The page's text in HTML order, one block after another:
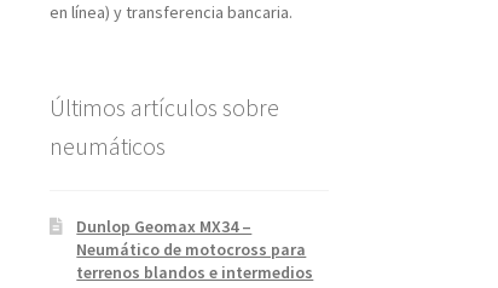
en línea) y transferencia bancaria.
Últimos artículos sobre
neumáticos
Dunlop Geomax MX34 –
Neumático de motocross para
terrenos blandos e intermedios